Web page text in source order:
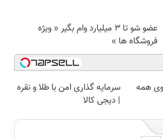
عضو شو تا 3 میلیارد وام بگیر « ویژه
فروشگاه ها »
روی همه
سرمایه گذاری امن با طلا و نقره
| دیجی کالا